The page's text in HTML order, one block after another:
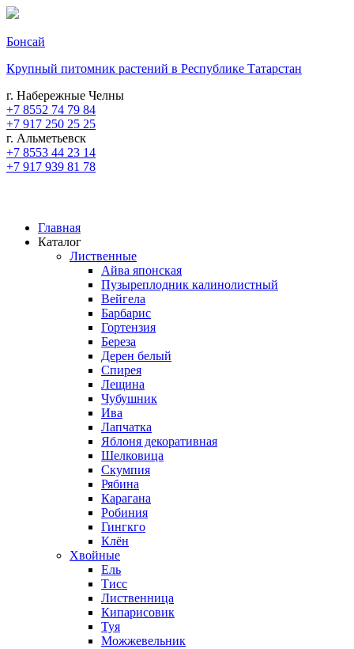
Бонсай
Крупный питомник растений в Республике Татарстан
г. Набережные Челны
+7 8552 74 79 84
+7 917 250 25 25
г. Альметьевск
+7 8553 44 23 14
+7 917 939 81 78
Главная
Каталог
Лиственные
Айва японская
Пузыреплодник калинолистный
Вейгела
Барбарис
Гортензия
Береза
Дерен белый
Спирея
Лещина
Чубушник
Ива
Лапчатка
Яблоня декоративная
Шелковица
Скумпия
Рябина
Карагана
Робиния
Гингкго
Клён
Хвойные
Ель
Тисс
Лиственница
Кипарисовик
Туя
Можжевельник